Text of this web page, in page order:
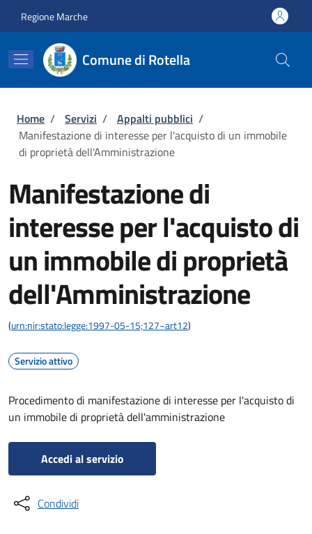
Regione Marche
Comune di Rotella
Briciole di pane
Home / Servizi / Appalti pubblici /
Manifestazione di interesse per l'acquisto di un immobile
di proprietà dell'Amministrazione
Manifestazione di
interesse per l'acquisto di
un immobile di proprietà
dell'Amministrazione
(urn:nir:stato:legge:1997-05-15;127~art12)
Servizio attivo
Procedimento di manifestazione di interesse per l'acquisto di
un immobile di proprietà dell'amministrazione
Accedi al servizio
Condividi